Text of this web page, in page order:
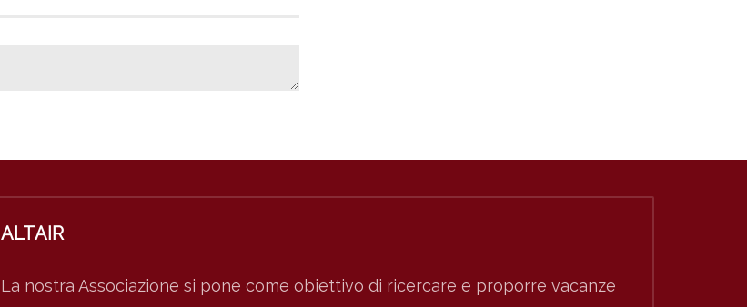
ALTAIR
La nostra Associazione si pone come obiettivo di ricercare e proporre vacanze